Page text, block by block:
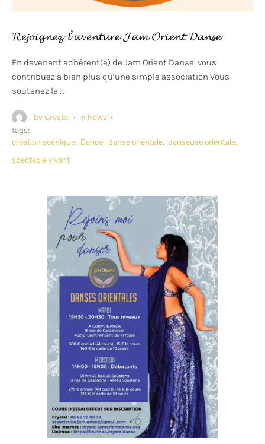
𝓡𝓮𝓳𝓸𝓲𝓰𝓷𝓮𝔃 𝓵’𝓪𝓿𝓮𝓷𝓽𝓾𝓻𝓮 𝓙𝓪𝓶 𝓞𝓻𝓲𝓮𝓷𝓽 𝓓𝓪𝓷𝓼𝓮
En devenant adhérent(e) de Jam Orient Danse, vous
contribuez à bien plus qu’une simple association Vous
soutenez la …
by Crystal · in News ·
tags:
création scénique, Dance, danse orientale, danseuse orientale,
spectacle vivant